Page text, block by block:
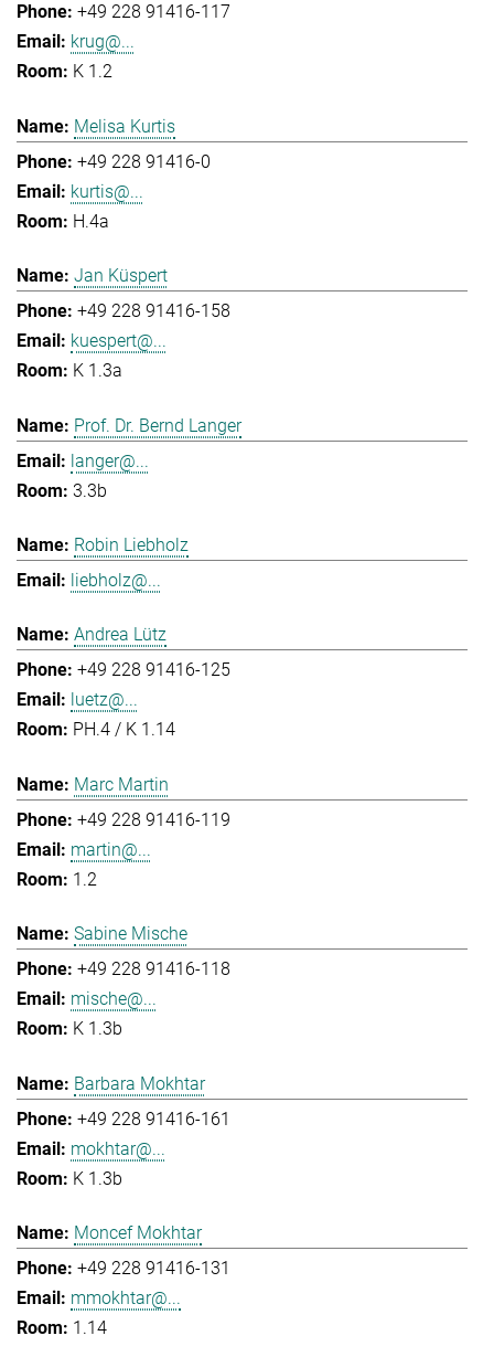
+49 228 91416-117
krug@...
K 1.2
Melisa Kurtis
+49 228 91416-0
kurtis@...
H.4a
Jan Küspert
+49 228 91416-158
kuespert@...
K 1.3a
Prof. Dr. Bernd Langer
langer@...
3.3b
Robin Liebholz
liebholz@...
Andrea Lütz
+49 228 91416-125
luetz@...
PH.4 / K 1.14
Marc Martin
+49 228 91416-119
martin@...
1.2
Sabine Mische
+49 228 91416-118
mische@...
K 1.3b
Barbara Mokhtar
+49 228 91416-161
mokhtar@...
K 1.3b
Moncef Mokhtar
+49 228 91416-131
mmokhtar@...
1.14